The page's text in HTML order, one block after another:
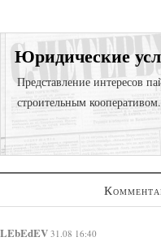
Юридические
Представление интересов
строительным кооперативом.
Представление интересов в
Взыскание задолженности;
LEbEdEV 31.08 16:40